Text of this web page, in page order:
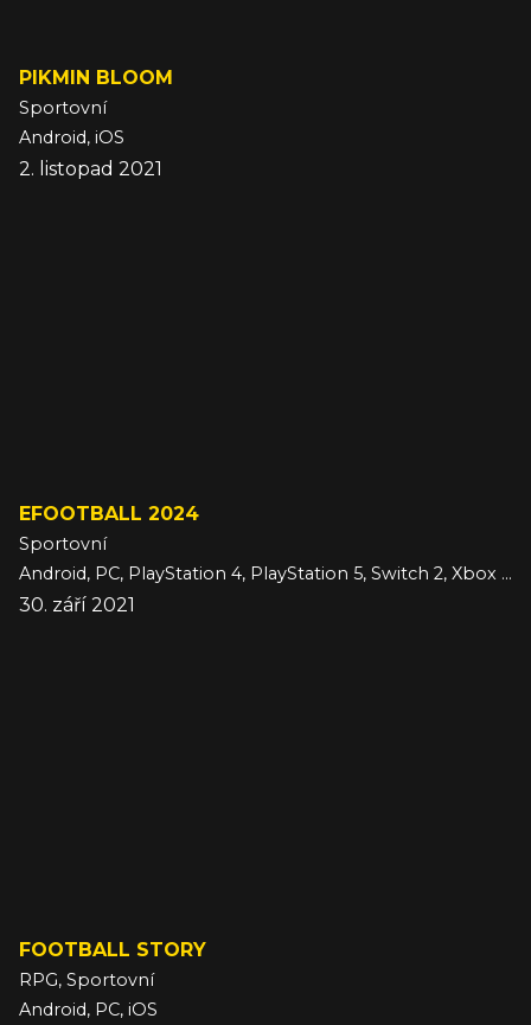
PIKMIN BLOOM
Sportovní
Android, iOS
2. listopad 2021
EFOOTBALL 2024
Sportovní
Android, PC, PlayStation 4, PlayStation 5, Switch 2, Xbox One, Xbox Series, iOS
30. září 2021
FOOTBALL STORY
RPG, Sportovní
Android, PC, iOS